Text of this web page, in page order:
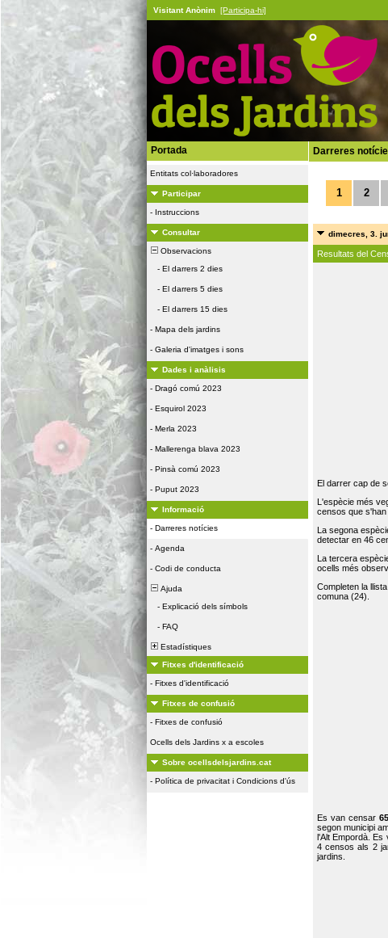
Visitant Anònim [Participa-hi]
Portada
Entitats col·laboradores
Participar
- Instruccions
Consultar
Observacions
- El darrers 2 dies
- El darrers 5 dies
- El darrers 15 dies
- Mapa dels jardins
- Galeria d'imatges i sons
Dades i anàlisis
- Dragó comú 2023
- Esquirol 2023
- Merla 2023
- Mallerenga blava 2023
- Pinsà comú 2023
- Puput 2023
Informació
- Darreres notícies
- Agenda
- Codi de conducta
Ajuda
- Explicació dels símbols
- FAQ
Estadístiques
Fitxes d'identificació
- Fitxes d'identificació
Fitxes de confusió
- Fitxes de confusió
Ocells dels Jardins x a escoles
Sobre ocellsdelsjardins.cat
- Política de privacitat i Condicions d'ús
Darreres
1 2
dimecres, 3.
Resultats del
El darrer cap de
L'espècie més
censos que
La segona
detectar en 46
La tercera
ocells més
Completen la
comuna (24).
Es van censar
segon municipi
l'Alt Empordà. Es
4 censos als 2
jardins.